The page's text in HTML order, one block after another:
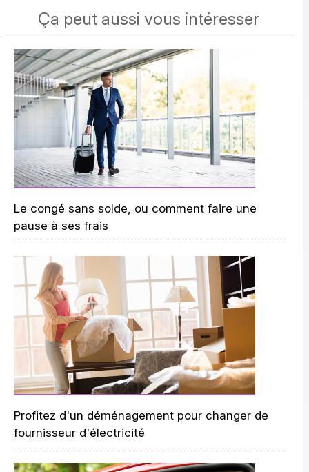
Ça peut aussi vous intéresser
Le congé sans solde, ou comment faire une
pause à ses frais
Profitez d'un déménagement pour changer de
fournisseur d'électricité